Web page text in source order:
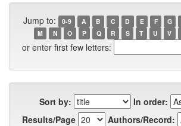
Jump to: 0-9 A B C D E F G
M
N O P Q R S T U V
or enter first few letters:
Sort by:
In order:
Results/Page
Authors/Record: